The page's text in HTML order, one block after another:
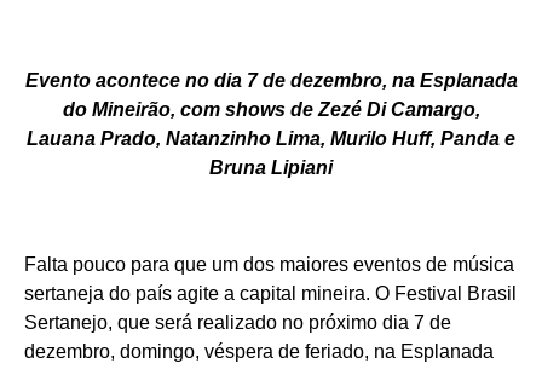
Evento acontece no dia 7 de dezembro, na Esplanada
do Mineirão, com shows de Zezé Di Camargo,
Lauana Prado, Natanzinho Lima, Murilo Huff, Panda e
Bruna Lipiani
Falta pouco para que um dos maiores eventos de música
sertaneja do país agite a capital mineira. O Festival Brasil
Sertanejo, que será realizado no próximo dia 7 de
dezembro, domingo, véspera de feriado, na Esplanada